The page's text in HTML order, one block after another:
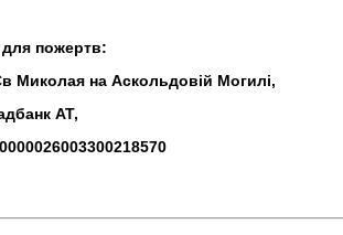
для пожертв:
Миколая на Аскольдовій Могилі,
АТ,